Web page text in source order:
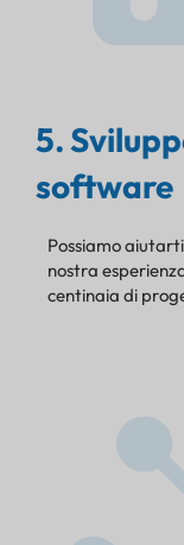
5.
software
Possiamo
nostra
centinaia di